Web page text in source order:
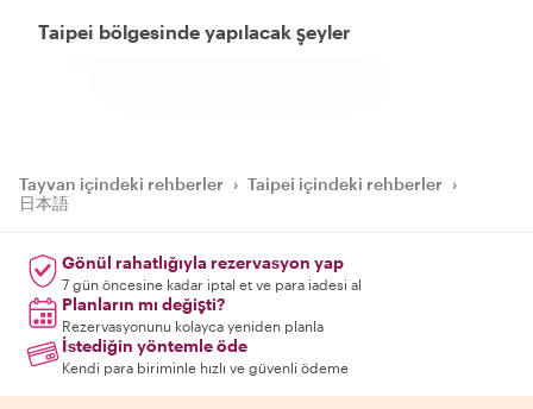
Taipei bölgesinde yapılacak şeyler
Tayvan içindeki rehberler › Taipei içindeki rehberler ›
日本語
Gönül rahatlığıyla rezervasyon yap
7 gün öncesine kadar iptal et ve para iadesi al
Planların mı değişti?
Rezervasyonunu kolayca yeniden planla
İstediğin yöntemle öde
Kendi para biriminle hızlı ve güvenli ödeme